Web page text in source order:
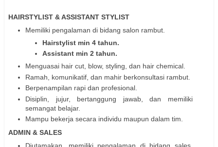
HAIRSTYLIST & ASSISTANT STYLIST
Memiliki pengalaman di bidang salon rambut.
Hairstylist min 4 tahun.
Assistant min 2 tahun.
Menguasai hair cut, blow, styling, dan hair chemical.
Ramah, komunikatif, dan mahir berkonsultasi rambut.
Berpenampilan rapi dan profesional.
Disiplin, jujur, bertanggung jawab, dan memiliki
semangat belajar.
Mampu bekerja secara individu maupun dalam tim.
ADMIN & SALES